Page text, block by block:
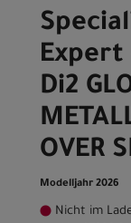
Expert
Di2
OVER
Modelljahr 2026
Nicht im